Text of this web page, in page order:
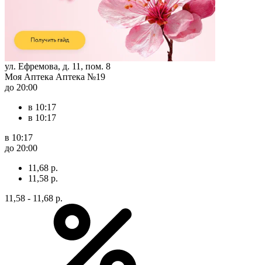
ул. Ефремова, д. 11, пом. 8
Моя Аптека Аптека №19
до 20:00
в 10:17
в 10:17
в 10:17
до 20:00
11,68 р.
11,58 р.
11,58 - 11,68 р.